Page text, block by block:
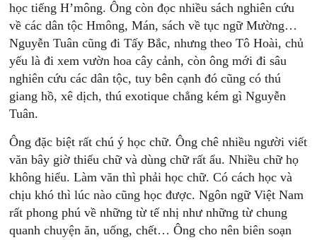
học tiếng H’mông. Ông còn đọc nhiều sách nghiên cứu
về các dân tộc Hmông, Mán, sách về tục ngữ Mường…
Nguyễn Tuân cũng đi Tấy Bắc, nhưng theo Tô Hoài, chủ
yếu là đi xem vườn hoa cây cảnh, còn ông mới đi sâu
nghiên cứu các dân tộc, tuy bên cạnh đó cũng có thú
giang hồ, xê dịch, thú exotique chẳng kém gì Nguyễn
Tuân.
Ông đặc biệt rất chú ý học chữ. Ông chê nhiều người viết
văn bây giờ thiếu chữ và dùng chữ rất ẩu. Nhiều chữ họ
không hiểu. Làm văn thì phải học chữ. Có cách học và
chịu khó thì lúc nào cũng học được. Ngôn ngữ Việt Nam
rất phong phú về những từ tế nhị như những từ chung
quanh chuyện ăn, uống, chết… Ông cho nên biên soạn